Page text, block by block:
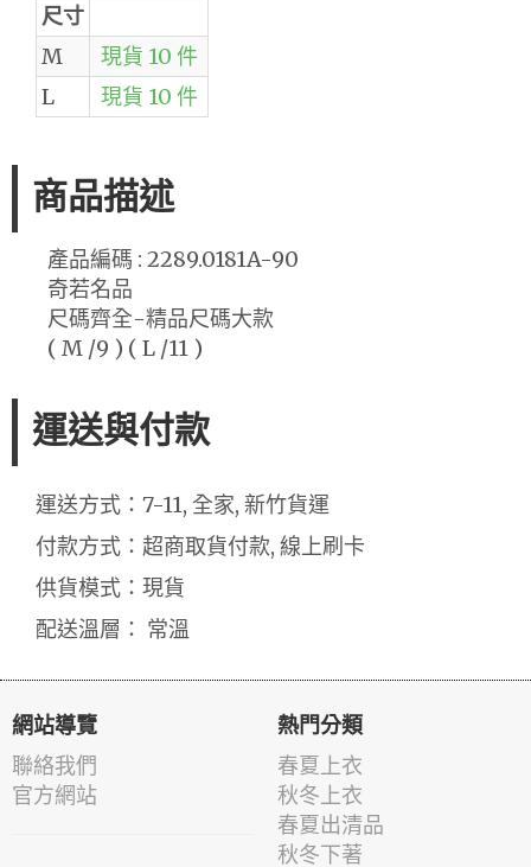
尺寸
M
現貨 10 件
L
現貨 10 件
商品描述
產品編碼 : 2289.0181A-90
奇若名品
尺碼齊全-精品尺碼大款
( M /9 ) ( L /11 )
運送與付款
運送方式：7-11, 全家, 新竹貨運
付款方式：超商取貨付款, 線上刷卡
供貨模式：現貨
配送溫層： 常溫
網站導覽
聯絡我們
官方網站
熱門分類
春夏上衣
秋冬上衣
春夏出清品
秋冬下著